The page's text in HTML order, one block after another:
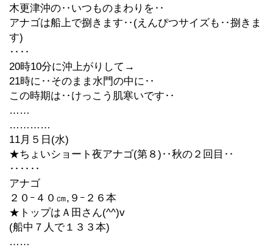
木更津沖の‥いつものまわりを‥
アナゴは船上で捌きます‥(えんぴつサイズも‥捌きま
す)
‥‥
20時10分に沖上がりして→
21時に‥そのまま水門の中に‥
この時期は‥けっこう肌寒いです‥
……
…………
11月５日(水)
★ちょいショート夜アナゴ(第８)‥秋の２回目‥
‥‥‥
アナゴ
２０ｰ４０㎝,９ｰ２６本
★トップはＡ田さん(^^)v
(船中７人で１３３本)
……